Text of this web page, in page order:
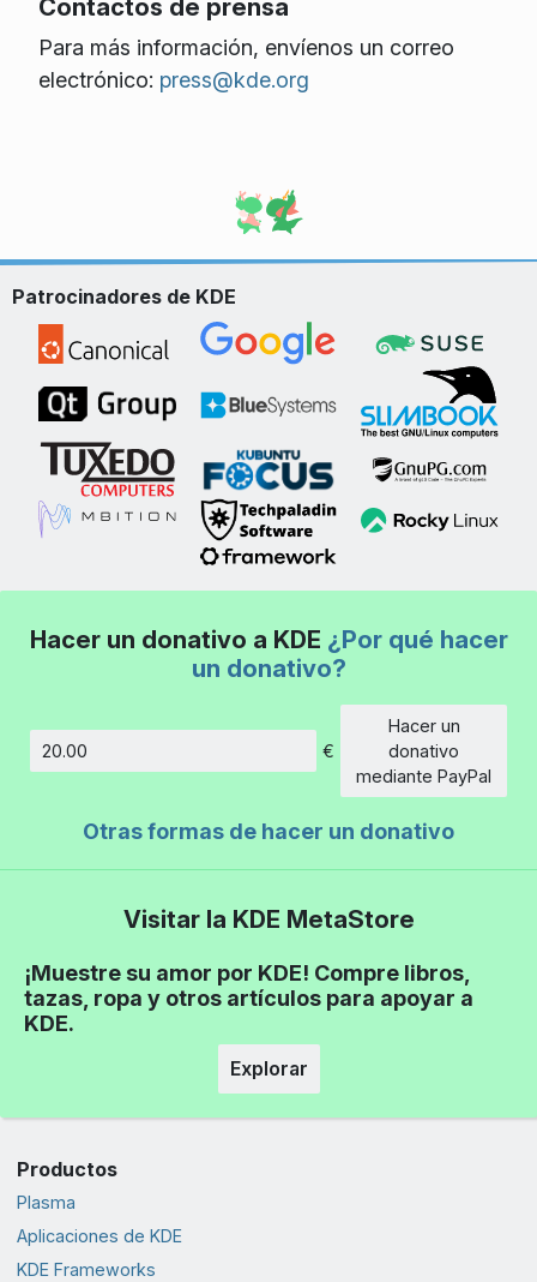
Contactos de prensa
Para más información, envíenos un correo
electrónico: press@kde.org
Patrocinadores de KDE
Hacer un donativo a KDE ¿Por qué hacer
un donativo?
Cantidad
€
Hacer un
donativo
mediante PayPal
Otras formas de hacer un donativo
Visitar la KDE MetaStore
¡Muestre su amor por KDE! Compre libros,
tazas, ropa y otros artículos para apoyar a
KDE.
Explorar
Productos
Plasma
Aplicaciones de KDE
KDE Frameworks